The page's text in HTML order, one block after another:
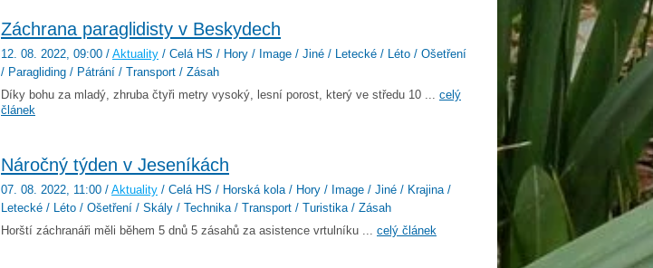
Záchrana paraglidisty v Beskydech
12. 08. 2022, 09:00 / Aktuality / Celá HS / Hory / Image / Jiné / Letecké / Léto / Ošetření
/ Paragliding / Pátrání / Transport / Zásah
Díky bohu za mladý, zhruba čtyři metry vysoký, lesní porost, který ve středu 10 ... celý
článek
Náročný týden v Jeseníkách
07. 08. 2022, 11:00 / Aktuality / Celá HS / Horská kola / Hory / Image / Jiné / Krajina /
Letecké / Léto / Ošetření / Skály / Technika / Transport / Turistika / Zásah
Horští záchranáři měli během 5 dnů 5 zásahů za asistence vrtulníku ... celý článek